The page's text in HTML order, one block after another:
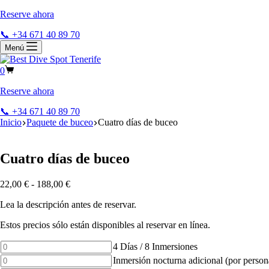
Reserve ahora
📞 +34 671 40 89 70
Menú
0
Reserve ahora
📞 +34 671 40 89 70
Inicio Paquete de buceo Cuatro días de buceo
Cuatro días de buceo
22,00 € - 188,00 €
Lea la descripción antes de reservar.
Estos precios sólo están disponibles al reservar en línea.
4
Days
/
4 Días / 8 Inmersiones
Additional
Inmersión nocturna adicional (por